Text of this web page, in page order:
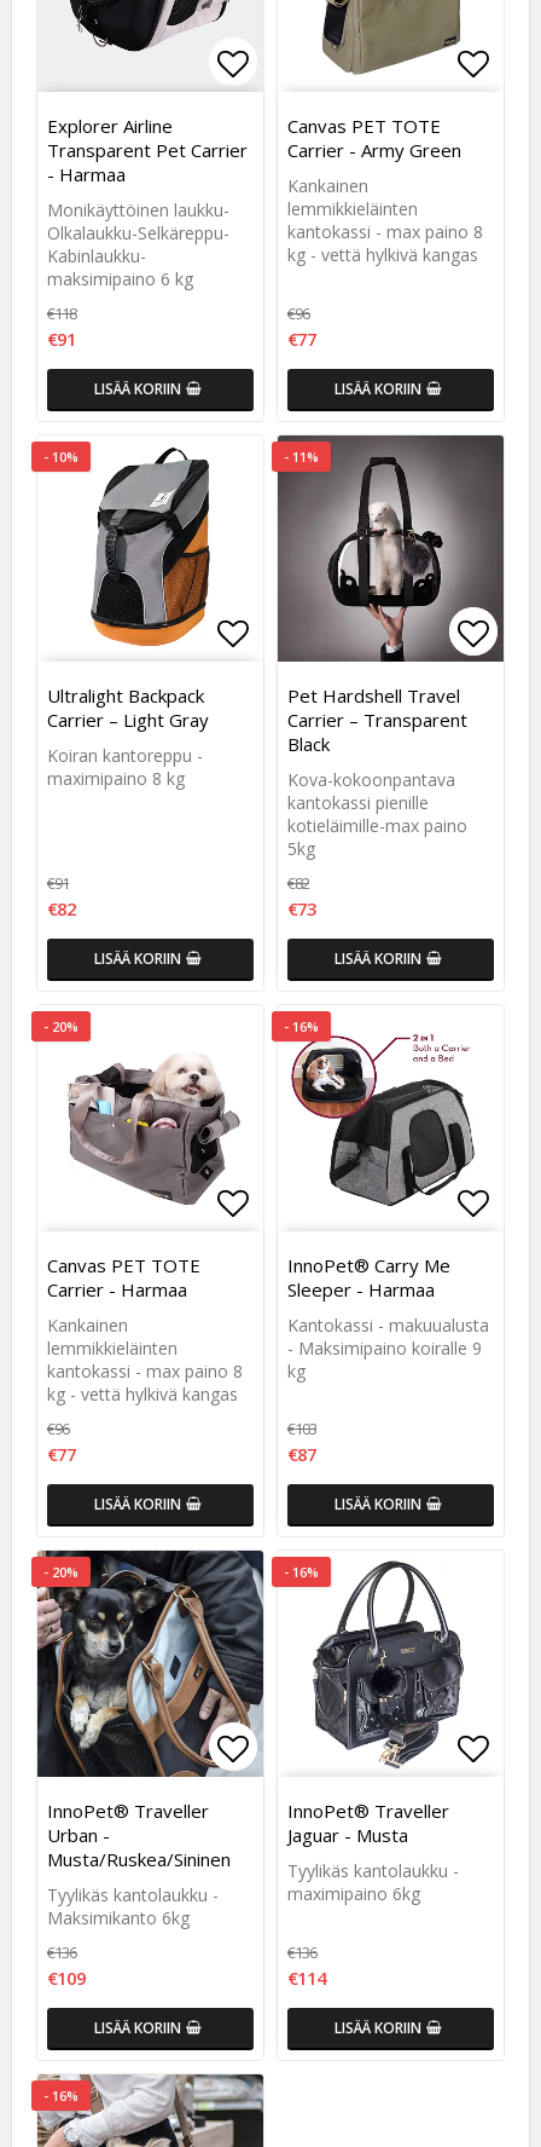
Add to list of favorites
Add to list of favorites
Explorer Airline
Transparent Pet Carrier
- Harmaa
Monikäyttöinen laukku-
Olkalaukku-Selkäreppu-
Kabinlaukku-
maksimipaino 6 kg
€118
€91
LISÄÄ KORIIN
Canvas PET TOTE
Carrier - Army Green
Kankainen
lemmikkieläinten
kantokassi - max paino 8
kg - vettä hylkivä kangas
€96
€77
LISÄÄ KORIIN
- 10%
Add to list of favorites
Add to list of favorites
Ultralight Backpack
Carrier – Light Gray
Koiran kantoreppu -
maximipaino 8 kg
€91
€82
LISÄÄ KORIIN
- 11%
Add
Add
Pet Hardshell Travel
Carrier – Transparent
Black
Kova-kokoonpantava
kantokassi pienille
kotieläimille-max paino
5kg
€82
€73
LISÄÄ KORIIN
- 20%
Add to list of favorites
Add to list of favorites
Canvas PET TOTE
Carrier - Harmaa
Kankainen
lemmikkieläinten
kantokassi - max paino 8
kg - vettä hylkivä kangas
€96
€77
LISÄÄ KORIIN
- 16%
InnoPet® Carry Me
Sleeper - Harmaa
Kantokassi - makuualusta
- Maksimipaino koiralle 9
kg
€103
€87
LISÄÄ KORIIN
- 20%
Add to list of favorites
Add to list of favorites
InnoPet® Traveller
Urban -
Musta/Ruskea/Sininen
Tyylikäs kantolaukku -
Maksimikanto 6kg
€136
€109
LISÄÄ KORIIN
- 16%
InnoPet® Traveller
Jaguar - Musta
Tyylikäs kantolaukku -
maximipaino 6kg
€136
€114
LISÄÄ KORIIN
- 16%